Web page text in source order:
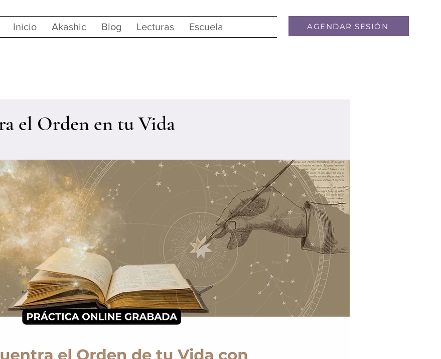
Inicio Akashic Blog Lecturas Escuela AGENDAR SESIÓN
el Orden en tu Vida